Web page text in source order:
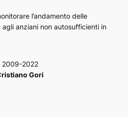
l’andamento delle
anziani non autosufficienti in
2009-2022
Gori